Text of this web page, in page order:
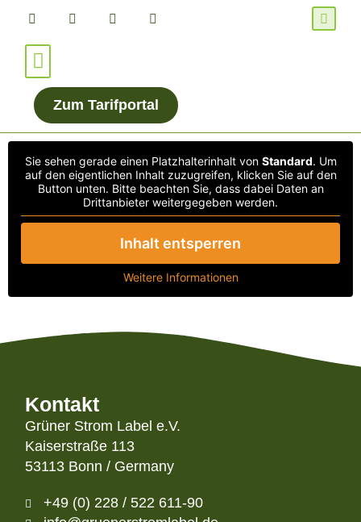
Zum Tarifportal
Sie sehen gerade einen Platzhalterinhalt von Standard. Um
auf den eigentlichen Inhalt zuzugreifen, klicken Sie auf den
Button unten. Bitte beachten Sie, dass dabei Daten an
Drittanbieter weitergegeben werden.
Inhalt entsperren
Weitere Informationen
Kontakt
Grüner Strom Label e.V.
Kaiserstraße 113
53113 Bonn / Germany
+49 (0) 228 / 522 611-90